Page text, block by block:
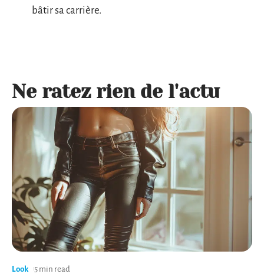
bâtir sa carrière.
Ne ratez rien de l'actu
Look 5 min read